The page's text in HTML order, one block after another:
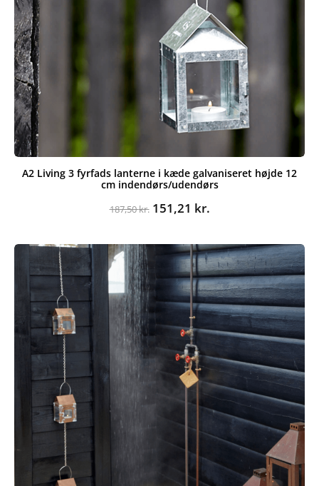
A2 Living 3 fyrfads lanterne i kæde galvaniseret højde 12
cm indendørs/udendørs
187,50kr. Den
var:
187,50 kr..
151,21 kr.
er:
151,21 kr..